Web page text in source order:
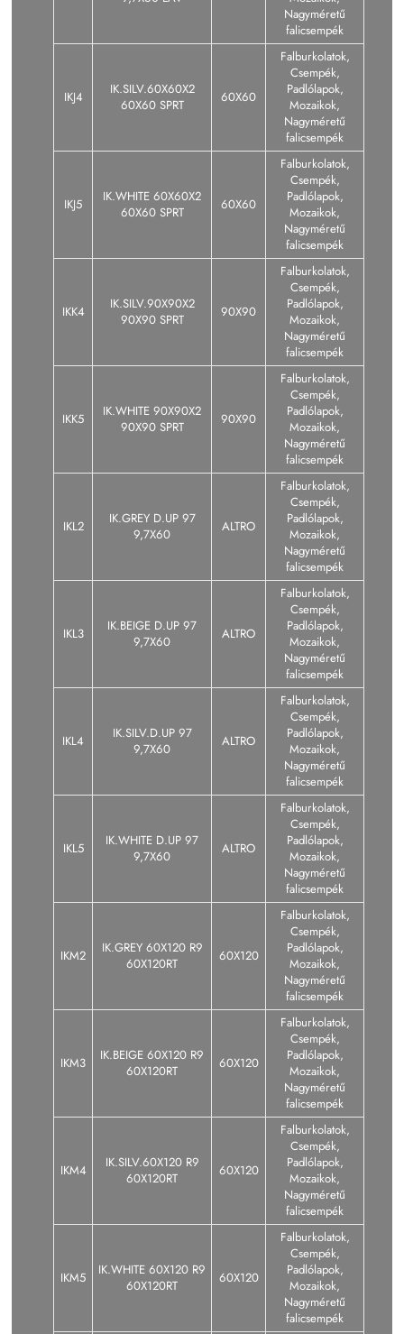
Nagyméretű
falicsempék
IKJ4
IK.SILV.60X60X2
60X60 SPRT
60X60
Falburkolatok,
Csempék,
Padlólapok,
Mozaikok,
Nagyméretű
falicsempék
IKJ5
IK.WHITE 60X60X2
60X60 SPRT
60X60
Falburkolatok,
Csempék,
Padlólapok,
Mozaikok,
Nagyméretű
falicsempék
IKK4
IK.SILV.90X90X2
90X90 SPRT
90X90
Falburkolatok,
Csempék,
Padlólapok,
Mozaikok,
Nagyméretű
falicsempék
IKK5
IK.WHITE 90X90X2
90X90 SPRT
90X90
Falburkolatok,
Csempék,
Padlólapok,
Mozaikok,
Nagyméretű
falicsempék
IKL2
IK.GREY D.UP 97
9,7X60
ALTRO
Falburkolatok,
Csempék,
Padlólapok,
Mozaikok,
Nagyméretű
falicsempék
IKL3
IK.BEIGE D.UP 97
9,7X60
ALTRO
Falburkolatok,
Csempék,
Padlólapok,
Mozaikok,
Nagyméretű
falicsempék
IKL4
IK.SILV.D.UP 97
9,7X60
ALTRO
Falburkolatok,
Csempék,
Padlólapok,
Mozaikok,
Nagyméretű
falicsempék
IKL5
IK.WHITE D.UP 97
9,7X60
ALTRO
Falburkolatok,
Csempék,
Padlólapok,
Mozaikok,
Nagyméretű
falicsempék
IKM2
IK.GREY 60X120 R9
60X120RT
60X120
Falburkolatok,
Csempék,
Padlólapok,
Mozaikok,
Nagyméretű
falicsempék
IKM3
IK.BEIGE 60X120 R9
60X120RT
60X120
Falburkolatok,
Csempék,
Padlólapok,
Mozaikok,
Nagyméretű
falicsempék
IKM4
IK.SILV.60X120 R9
60X120RT
60X120
Falburkolatok,
Csempék,
Padlólapok,
Mozaikok,
Nagyméretű
falicsempék
IKM5
IK.WHITE 60X120 R9
60X120RT
60X120
Falburkolatok,
Csempék,
Padlólapok,
Mozaikok,
Nagyméretű
falicsempék